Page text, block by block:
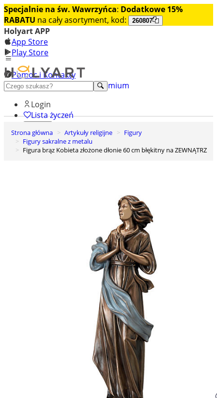
Specjalnie na św. Wawrzyńca: Dodatkowe 15%
RABATU na cały asortyment, kod: 260807
Holyart APP
App Store
Play Store
Pomoc i Kontakty
+48 222 922 860
Odkryj premium
Login
Lista życzeń
0
Koszyk
Strona główna Artykuły religijne
Figury
Figury sakralne z metalu
Figura brąz Kobieta złożone dłonie 60 cm błękitny na ZEWNĄTRZ